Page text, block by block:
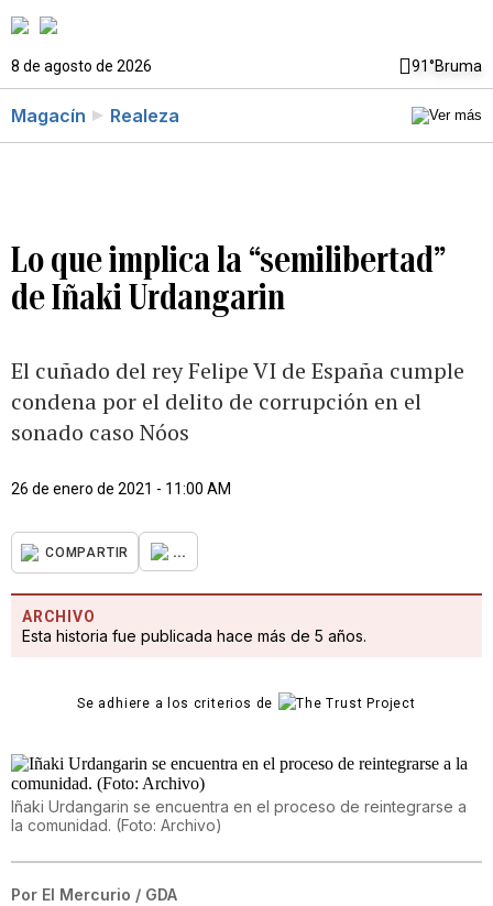
8 de agosto de 2026 91°Bruma
Magacín Realeza
Lo que implica la “semilibertad”
de Iñaki Urdangarin
El cuñado del rey Felipe VI de España cumple
condena por el delito de corrupción en el
sonado caso Nóos
26 de enero de 2021 - 11:00 AM
COMPARTIR ...
ARCHIVO
Esta historia fue publicada hace más de 5 años.
Se adhiere a los criterios de
Iñaki Urdangarin se encuentra en el proceso de reintegrarse a
la comunidad. (Foto: Archivo)
Por El Mercurio / GDA